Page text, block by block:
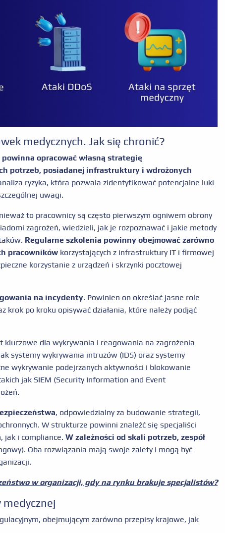
medycznych. Jak się chronić?
opracować własną strategię
potrzeb, posiadanej infrastruktury i wdrożonych
ryzyka, która pozwala zidentyfikować potencjalne luki
uwagi.
to pracownicy są często pierwszym ogniwem obrony
zagrożeń, wiedzieli, jak je rozpoznawać i jakie metody
Regularne szkolenia powinny obejmować zarówno
pracowników korzystających z infrastruktury IT i firmowej
korzystanie z urządzeń i skrzynki pocztowej
na incydenty. Powinien on określać jasne role
krok po kroku opisywać działania, które należy podjąć
kluczowe dla wykrywania i reagowania na zagrożenia
systemy wykrywania intruzów (IDS) oraz systemy
wykrywanie podejrzanych aktywności i blokowanie
jak SIEM (Security Information and Event
, odpowiedzialny za budowanie strategii,
W strukturze powinni znaleźć się specjaliści
jak i compliance. W zależności od skali potrzeb, zespół
Oba rozwiązania mają swoje zalety i mogą być
w organizacji, gdy na rynku brakuje specjalistów?
medycznej
obejmującym zarówno przepisy krajowe, jak